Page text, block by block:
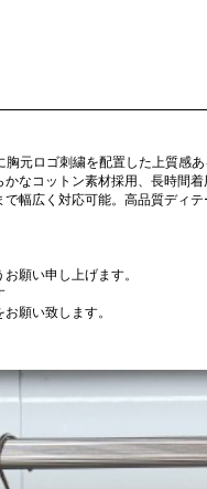
元ロゴ刺繍を配置した上質感
なコットン素材採用、長時間
幅広く対応可能。高品質ディ
願い申し上げます。
願い致します。